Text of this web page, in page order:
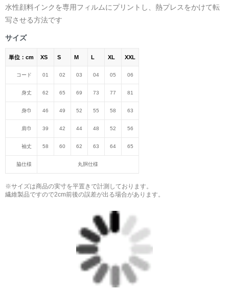
水性顔料インクを専用フィルムにプリントし、熱プレスをかけて転
写させる方法です
サイズ
単位：cm XS S M L XL XXL
コード 01 02 03 04 05 06
身丈 62 65 69 73 77 81
身巾 46 49 52 55 58 63
肩巾 39 42 44 48 52 56
袖丈 58 60 62 63 64 65
脇仕様 丸胴仕様
※サイズは商品の実寸を平置きで計測しております。
繊維製品ですので2cm前後の誤差が出る場合があります。